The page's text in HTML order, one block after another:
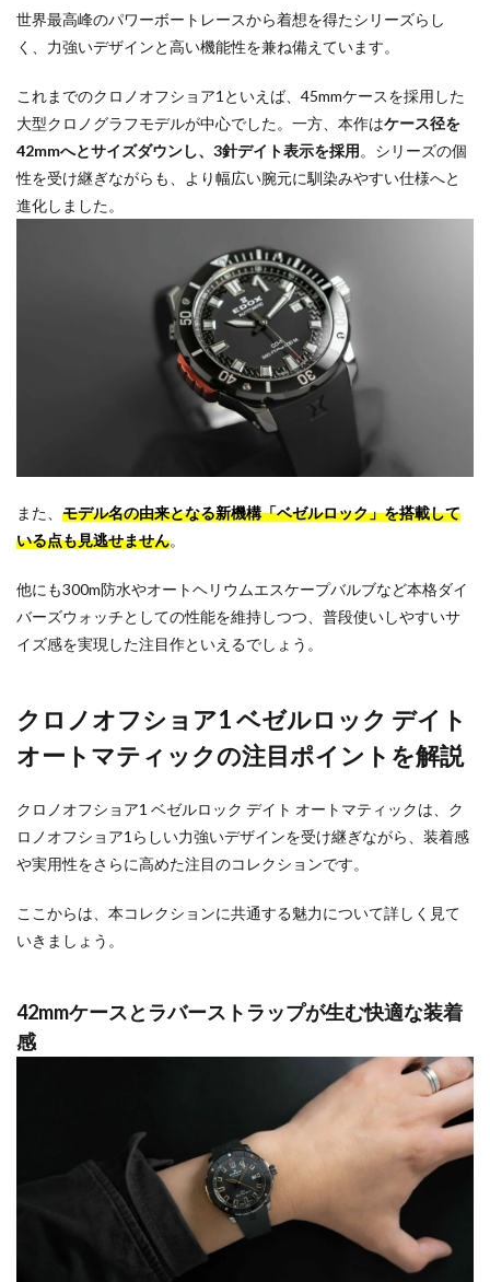
世界最高峰のパワーボートレースから着想を得たシリーズらし
く、力強いデザインと高い機能性を兼ね備えています。
これまでのクロノオフショア1といえば、45mmケースを採用した
大型クロノグラフモデルが中心でした。一方、本作はケース径を
42mmへとサイズダウンし、3針デイト表示を採用。シリーズの個
性を受け継ぎながらも、より幅広い腕元に馴染みやすい仕様へと
進化しました。
また、 モデル名の由来となる新機構「ベゼルロック」を搭載して
いる点も見逃せません。
他にも300m防水やオートヘリウムエスケープバルブなど本格ダイ
バーズウォッチとしての性能を維持しつつ、普段使いしやすいサ
イズ感を実現した注目作といえるでしょう。
クロノオフショア1 ベゼルロック デイト
オートマティックの注目ポイントを解説
クロノオフショア1 ベゼルロック デイト オートマティックは、ク
ロノオフショア1らしい力強いデザインを受け継ぎながら、装着感
や実用性をさらに高めた注目のコレクションです。
ここからは、本コレクションに共通する魅力について詳しく見て
いきましょう。
42mmケースとラバーストラップが生む快適な装着
感